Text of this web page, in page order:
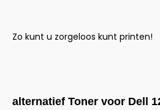
Zo kunt u zorgeloos kunt printen!
alternatief Toner voor Dell